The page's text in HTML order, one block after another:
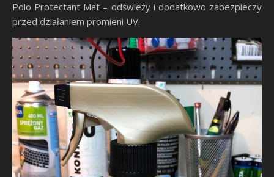
Polo Protectant Mat – odświeży i dodatkowo zabezpieczy
przed działaniem promieni UV.